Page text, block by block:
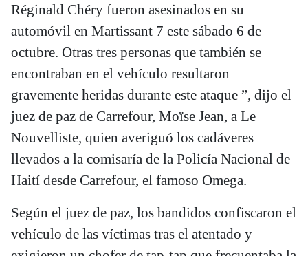
Réginald Chéry fueron asesinados en su
automóvil en Martissant 7 este sábado 6 de
octubre. Otras tres personas que también se
encontraban en el vehículo resultaron
gravemente heridas durante este ataque ”, dijo el
juez de paz de Carrefour, Moïse Jean, a Le
Nouvelliste, quien averiguó los cadáveres
llevados a la comisaría de la Policía Nacional de
Haití desde Carrefour, el famoso Omega.
Según el juez de paz, los bandidos confiscaron el
vehículo de las víctimas tras el atentado y